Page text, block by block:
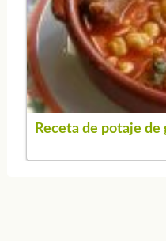
Receta de potaje de